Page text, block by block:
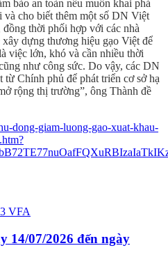
bảo an toàn nếu muốn khai phá
và cho biết thêm một số DN Việt
thời phối hợp với các nhà
dựng thương hiệu gạo Việt để
việc lớn, khó và cần nhiều thời
như công sức. Do vậy, các DN
từ Chính phủ để phát triển cơ sở hạ
rộng thị trường”, ông Thành đề
dong-giam-luong-gao-xuat-khau-
14/07/2026 đến ngày